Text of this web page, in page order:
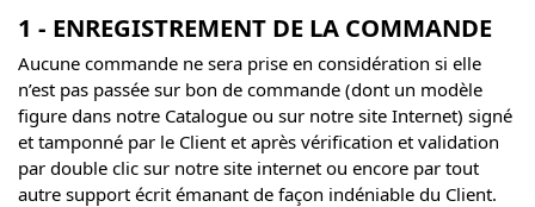
1 - ENREGISTREMENT DE LA COMMANDE
Aucune commande ne sera prise en considération si elle
n’est pas passée sur bon de commande (dont un modèle
figure dans notre Catalogue ou sur notre site Internet) signé
et tamponné par le Client et après vérification et validation
par double clic sur notre site internet ou encore par tout
autre support écrit émanant de façon indéniable du Client.